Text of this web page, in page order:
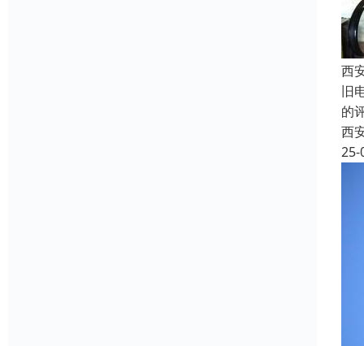
西
旧
的
西
25-